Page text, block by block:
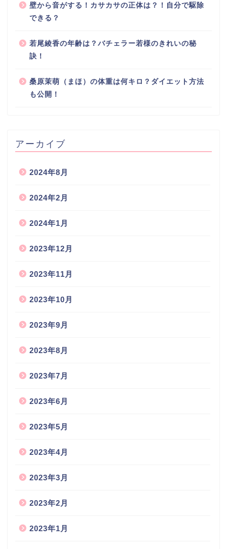
壁から音がする！カサカサの正体は？！自分で駆除
できる？
若尾綾香の年齢は？バチェラー若様のきれいの秘
訣！
桑原茉萌（まほ）の体重は何キロ？ダイエット方法
も公開！
アーカイブ
2024年8月
2024年2月
2024年1月
2023年12月
2023年11月
2023年10月
2023年9月
2023年8月
2023年7月
2023年6月
2023年5月
2023年4月
2023年3月
2023年2月
2023年1月